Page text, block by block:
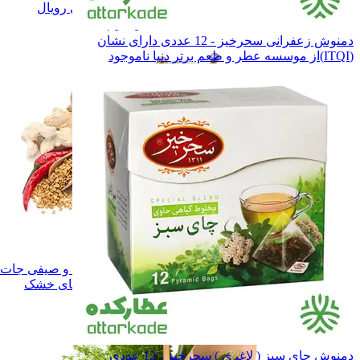
ادویه و چاشنی رویال ادویه و چاشنی رویال
همه دسته بندی های ادویه و چاشنی
ادویه و چاشنی ادویه و چاشنی
سبزی های خشک سبزی های خشک
میوه ها و صیفی جات خشک
میوه ها و صیفی
همه دسته بندی های سبزی و میوه های خشک
دمنوش زعفرانی سحرخیز - 12 عددی دارای نشان
(ITQI)از موسسه عطر و طعم برتر دنیا
ناموجود
دمنوش چای سبز ( لاغری ) سحرخیز - 12 عددی